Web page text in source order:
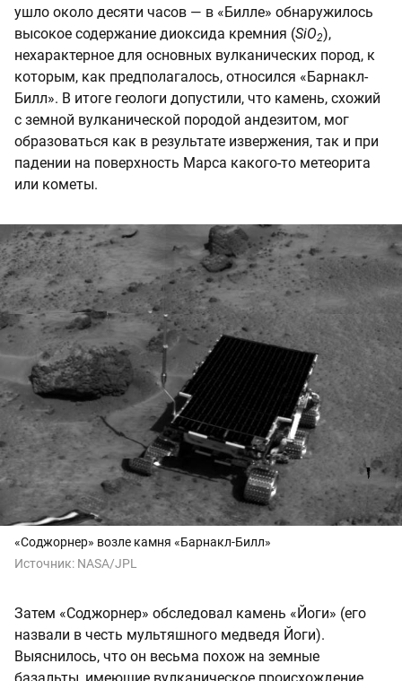
ушло около десяти часов — в «Билле» обнаружилось
высокое содержание диоксида кремния (SiO2),
нехарактерное для основных вулканических пород, к
которым, как предполагалось, относился «Барнакл-
Билл». В итоге геологи допустили, что камень, схожий
с земной вулканической породой андезитом, мог
образоваться как в результате извержения, так и при
падении на поверхность Марса какого-то метеорита
или кометы.
«Соджорнер» возле камня «Барнакл-Билл»
Источник: NASA/JPL
Затем «Соджорнер» обследовал камень «Йоги» (его
назвали в честь мультяшного медведя Йоги).
Выяснилось, что он весьма похож на земные